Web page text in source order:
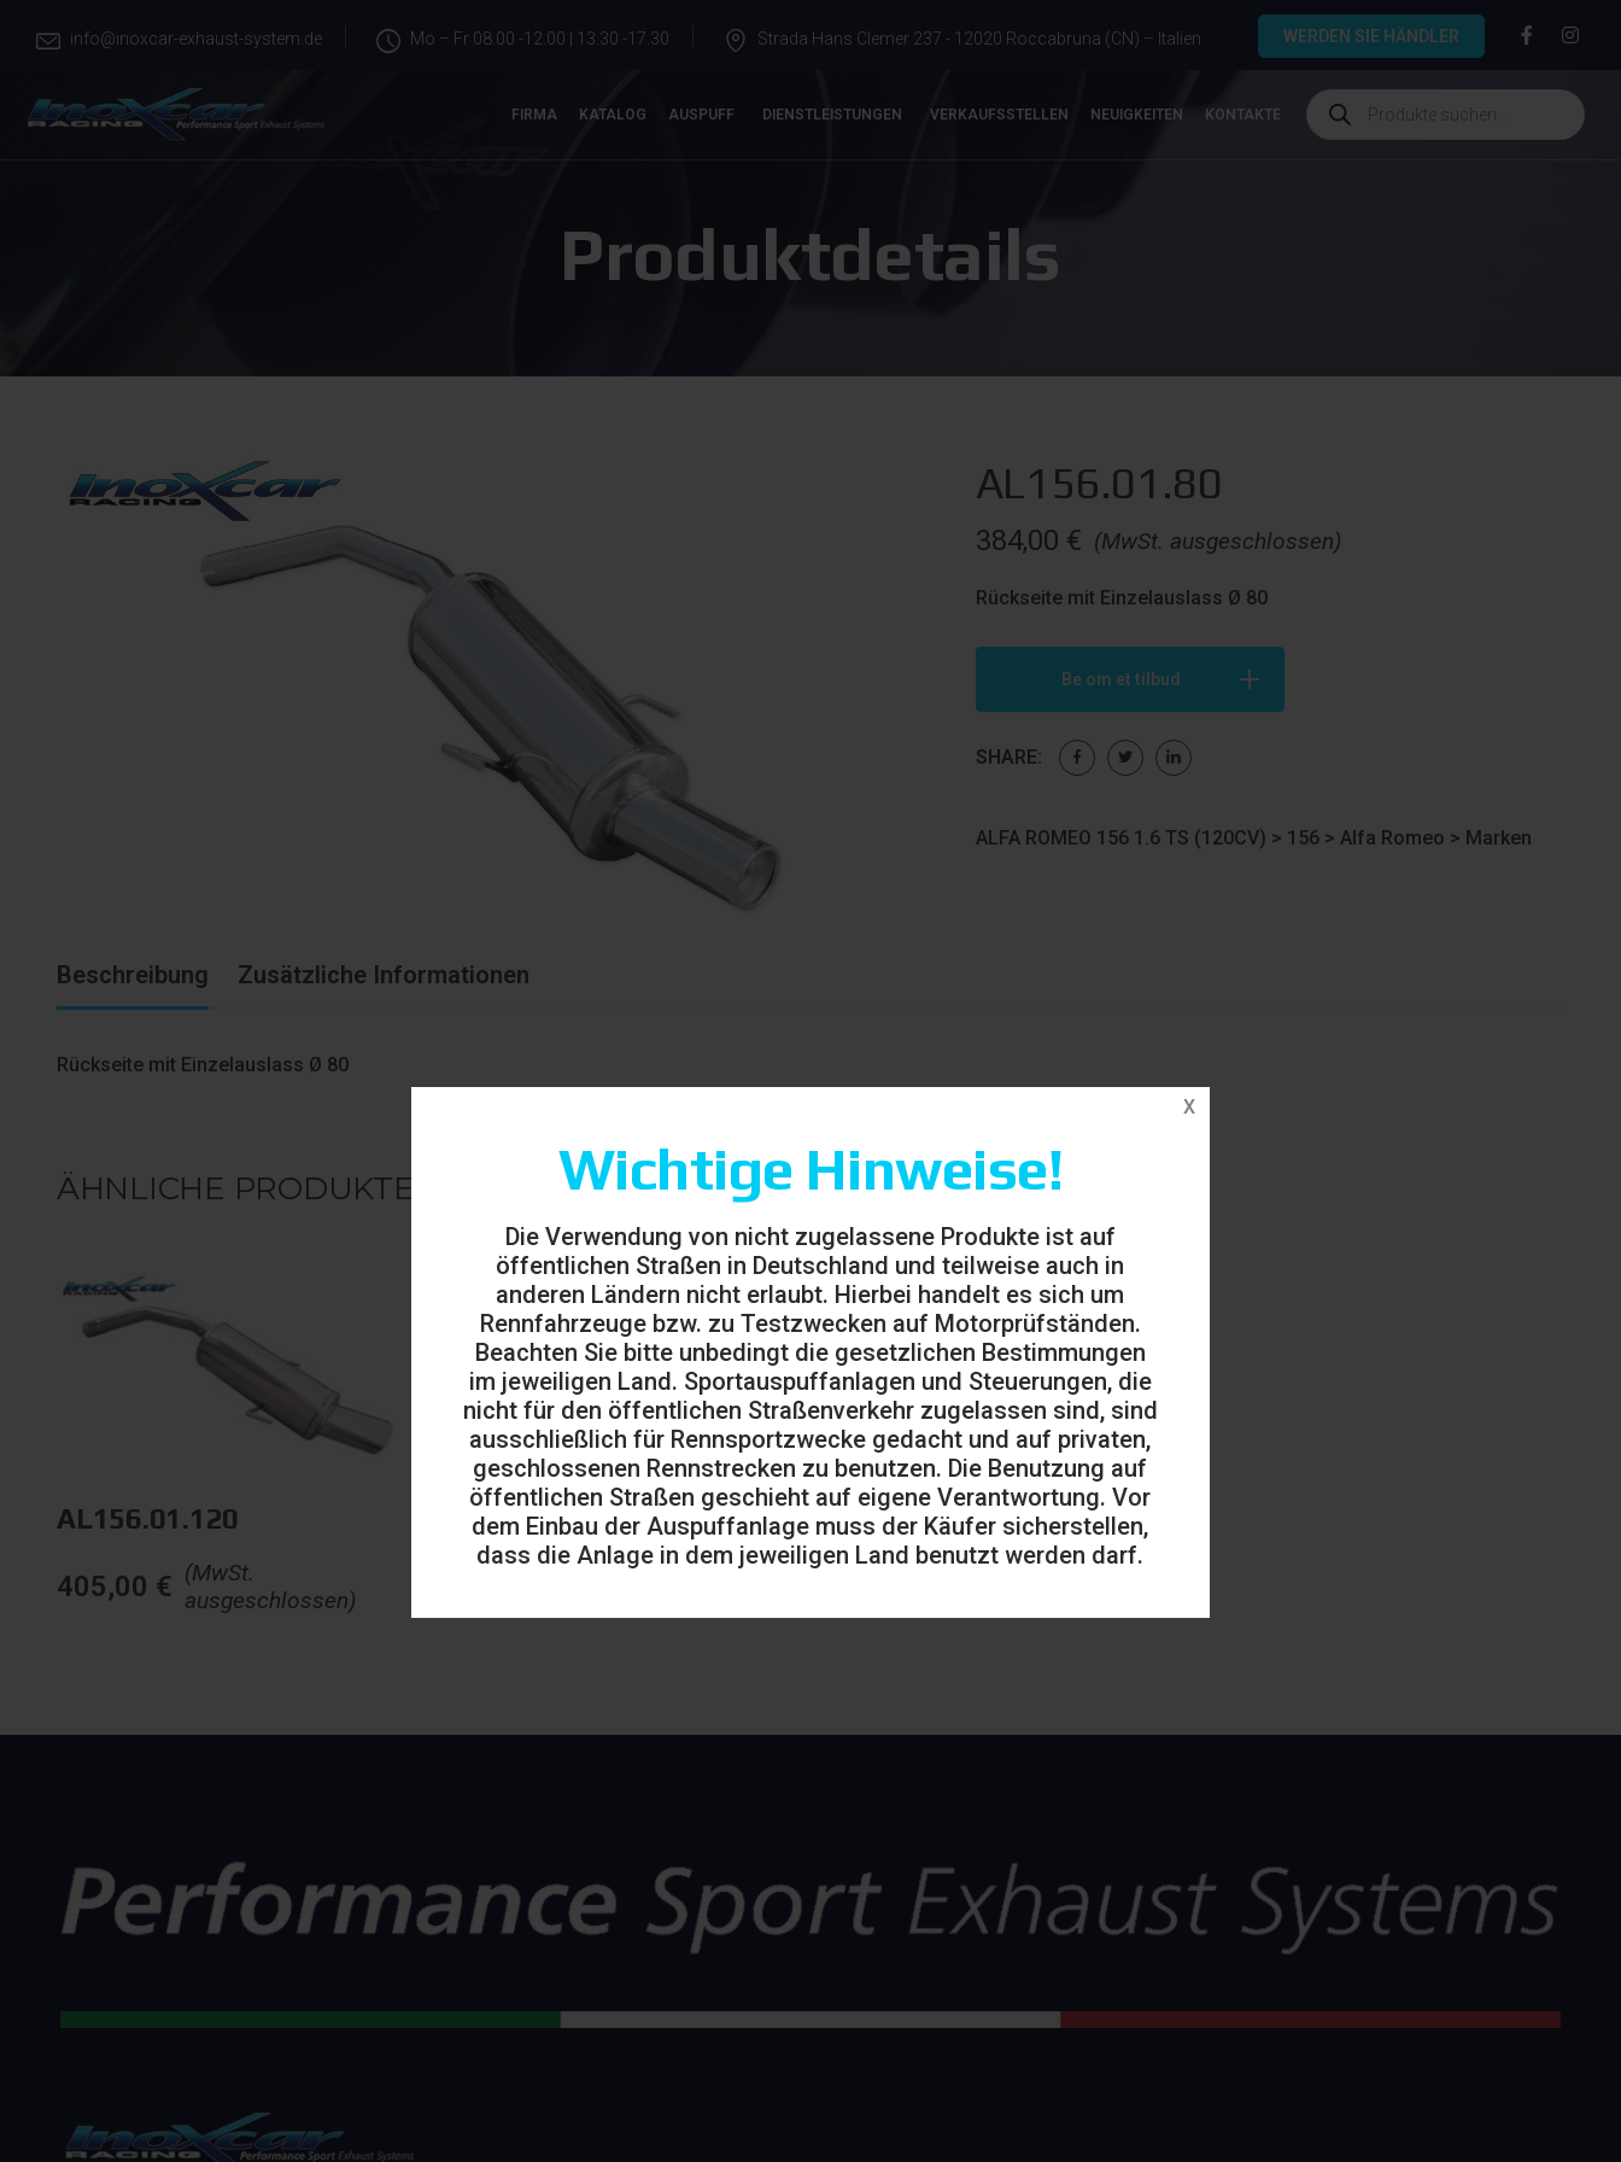
Wichtige Hinweise!
Die Verwendung von nicht zugelassene Produkte ist auf
öffentlichen Straßen in Deutschland und teilweise auch in
anderen Ländern nicht erlaubt. Hierbei handelt es sich um
Rennfahrzeuge bzw. zu Testzwecken auf Motorprüfständen.
Beachten Sie bitte unbedingt die gesetzlichen Bestimmungen
im jeweiligen Land. Sportauspuffanlagen und Steuerungen, die
nicht für den öffentlichen Straßenverkehr zugelassen sind, sind
ausschließlich für Rennsportzwecke gedacht und auf privaten,
geschlossenen Rennstrecken zu benutzen. Die Benutzung auf
öffentlichen Straßen geschieht auf eigene Verantwortung. Vor
dem Einbau der Auspuffanlage muss der Käufer sicherstellen,
dass die Anlage in dem jeweiligen Land benutzt werden darf.
info@inoxcar-exhaust-system.de Mo – Fr 08.00 -12.00 | 13.30 -17.30 Strada Hans Clemer 237 - 12020 Roccabruna (CN) – Italien WERDEN SIE HÄNDLER
FIRMA KATALOG AUSPUFF DIENSTLEISTUNGEN VERKAUFSSTELLEN NEUIGKEITEN KONTAKTE
Produktdetails
AL156.01.80
(MwSt. ausgeschlossen)
384,00 €
Rückseite mit Einzelauslass Ø 80
Be om et tilbud
SHARE:
ALFA ROMEO 156 1.6 TS (120CV) > 156> Alfa Romeo > Marken
Beschreibung Zusätzliche Informationen
Rückseite mit Einzelauslass Ø 80
ÄHNLICHE PRODUKTE
AL156.01.120
(MwSt.
ausgeschlossen)
405,00 €